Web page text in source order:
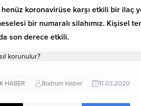
henüz koronavirüse karşı etkili bir ilaç
bir numaralı silahımız. Kişisel
son derece etkili.
HABER Bodrum Haber 11.03.2020